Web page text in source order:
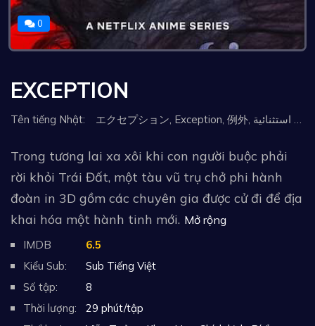
0
EXCEPTION
Tên tiếng Nhật: エクセプション, Exception, 例外, حالة استثنائية, Excepción, 디 익셉션, Wyjątek, Исключение
Trong tương lai xa xôi khi con người buộc phải
rời khỏi Trái Đất, một tàu vũ trụ chở phi hành
đoàn in 3D gồm các chuyên gia được cử đi để địa
khai hóa một hành tinh mới. Mở rộng
IMDB
6.5
Kiểu Sub:
Sub Tiếng Việt
Số tập:
8
Thời lượng:
29 phút/tập